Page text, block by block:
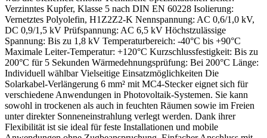
Verzinntes Kupfer, Klasse 5 nach DIN EN 60228 Isolierung:
Vernetztes Polyolefin, H1Z2Z2-K Nennspannung: AC 0,6/1,0 kV,
DC 0,9/1,5 kV Prüfspannung: AC 6,5 kV Höchstzulässige
Spannung: Bis zu 1,8 kV Temperaturbereich: -40°C bis +90°C
Maximale Leiter-Temperatur: +120°C Kurzschlussfestigkeit: Bis zu
200°C für 5 Sekunden Wärmedehnungsprüfung: Bei 200°C Länge:
Individuell wählbar Vielseitige Einsatzmöglichkeiten Die
Solarkabel-Verlängerung 6 mm² mit MC4-Stecker eignet sich für
verschiedene Anwendungen in Photovoltaik-Systemen. Sie kann
sowohl in trockenen als auch in feuchten Räumen sowie im Freien
unter direkter Sonneneinstrahlung verlegt werden. Dank ihrer
Flexibilität ist sie ideal für feste Installationen und mobile